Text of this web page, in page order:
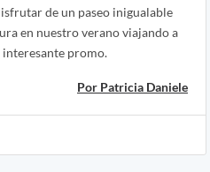
de un paseo inigualable
en nuestro verano viajando a
interesante promo.
Por Patricia Daniele